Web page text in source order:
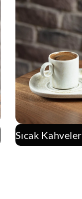
Sıcak Kahveler